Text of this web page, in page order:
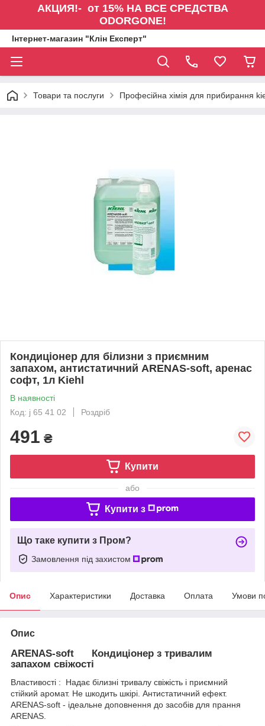
АКЦИЯ!- от 15% НА ВСЕ СРЕДСТВА
ODORGONE!
Інтернет-магазин "Клін Експерт"
Товари та послуги Професійна хімія для прибирання
Кондиціонер для білизни з приємним
запахом, антистатичний ARENAS-soft, аренас
софт, 1л Kiehl
В наявності
Код: j 65 41 02
Роздріб
491 ₴
Купити
або
Купити з
Що таке купити з Пром?
Замовлення під захистом
Опис Характеристики Доставка Оплата Умови
Опис
ARENAS-soft Кондиціонер з тривалим
запахом свіжості
Властивості : Надає білизні тривалу свіжість і приємний
стійкий аромат. Не шкодить шкірі. Антистатичний ефект.
ARENAS-soft - ідеальне доповнення до засобів для прання
ARENAS.